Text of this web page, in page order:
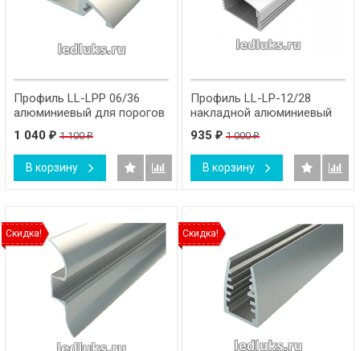
Профиль LL-LPP 06/36
алюминиевый для порогов
1 040 ₽ 1 100₽
В корзину
Профиль LL-LP-12/28
накладной алюминиевый
935 ₽ 1 000₽
В корзину
Скидка! Скидка!